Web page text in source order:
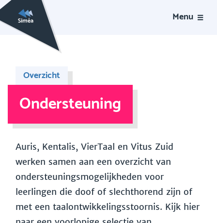
Menu
Overzicht
Ondersteuning
Auris, Kentalis, VierTaal en Vitus Zuid
werken samen aan een overzicht van
ondersteuningsmogelijkheden voor
leerlingen die doof of slechthorend zijn of
met een taalontwikkelingsstoornis. Kijk hier